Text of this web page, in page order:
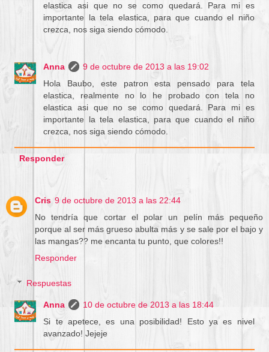
elastica asi que no se como quedará. Para mi es
importante la tela elastica, para que cuando el niño
crezca, nos siga siendo cómodo.
Anna
9 de octubre de 2013 a las 19:02
Hola Baubo, este patron esta pensado para tela
elastica, realmente no lo he probado con tela no
elastica asi que no se como quedará. Para mi es
importante la tela elastica, para que cuando el niño
crezca, nos siga siendo cómodo.
Responder
Cris 9 de octubre de 2013 a las 22:44
No tendría que cortar el polar un pelín más pequeño
porque al ser más grueso abulta más y se sale por el bajo y
las mangas?? me encanta tu punto, que colores!!
Responder
Respuestas
Anna
10 de octubre de 2013 a las 18:44
Si te apetece, es una posibilidad! Esto ya es nivel
avanzado! Jejeje